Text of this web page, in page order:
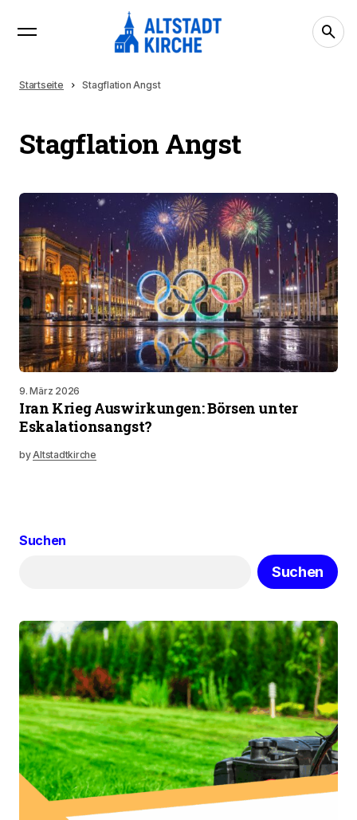
Startseite Stagflation Angst
Stagflation Angst
9. März 2026
Iran Krieg Auswirkungen: Börsen unter
Eskalationsangst?
byAltstadtkirche
Suchen
Suchen